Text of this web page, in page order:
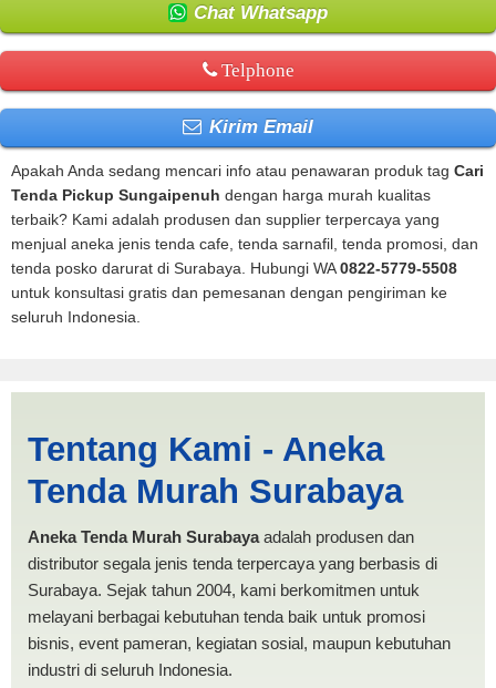
Chat Whatsapp
Telphone
Kirim Email
Apakah Anda sedang mencari info atau penawaran produk tag Cari
Tenda Pickup Sungaipenuh dengan harga murah kualitas
terbaik? Kami adalah produsen dan supplier terpercaya yang
menjual aneka jenis tenda cafe, tenda sarnafil, tenda promosi, dan
tenda posko darurat di Surabaya. Hubungi WA0822-5779-5508
untuk konsultasi gratis dan pemesanan dengan pengiriman ke
seluruh Indonesia.
Sungaipenuh | PRODUKSI
ANEKA TENDA MURAH
Tentang Kami - Aneka
Tenda Murah Surabaya
Aneka Tenda Murah Surabayaadalah produsen dan
distributor segala jenis tenda terpercaya yang berbasis di
Surabaya. Sejak tahun 2004, kami berkomitmen untuk
melayani berbagai kebutuhan tenda baik untuk promosi
bisnis, event pameran, kegiatan sosial, maupun kebutuhan
industri di seluruh Indonesia.